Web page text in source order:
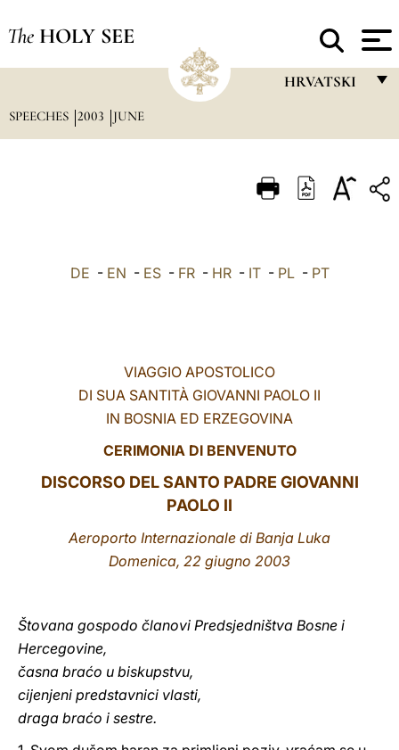
The HOLY SEE
HRVATSKI
ITALIANO
中文
LATINE
SPEECHES 2003 JUNE
DE - EN - ES- FR- HR- IT- PL- PT
VIAGGIO APOSTOLICO
DI SUA SANTITÀ GIOVANNI PAOLO II
IN BOSNIA ED ERZEGOVINA
CERIMONIA DI BENVENUTO
DISCORSO DEL SANTO PADRE GIOVANNI
PAOLO II
Aeroporto Internazionale di Banja Luka
Domenica, 22 giugno 2003
Štovana gospodo članovi Predsjedništva Bosne i
Hercegovine,
časna braćo u biskupstvu,
cijenjeni predstavnici vlasti,
draga braćo i sestre.